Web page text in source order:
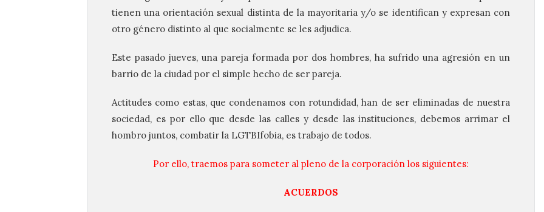
tienen una orientación sexual distinta de la mayoritaria y/o se identifican y expresan con
otro género distinto al que socialmente se les adjudica.
Este pasado jueves, una pareja formada por dos hombres, ha sufrido una agresión en un
barrio de la ciudad por el simple hecho de ser pareja.
Actitudes como estas, que condenamos con rotundidad, han de ser eliminadas de nuestra
sociedad, es por ello que desde las calles y desde las instituciones, debemos arrimar el
hombro juntos, combatir la LGTBIfobia, es trabajo de todos.
Por ello, traemos para someter al pleno de la corporación los siguientes:
ACUERDOS